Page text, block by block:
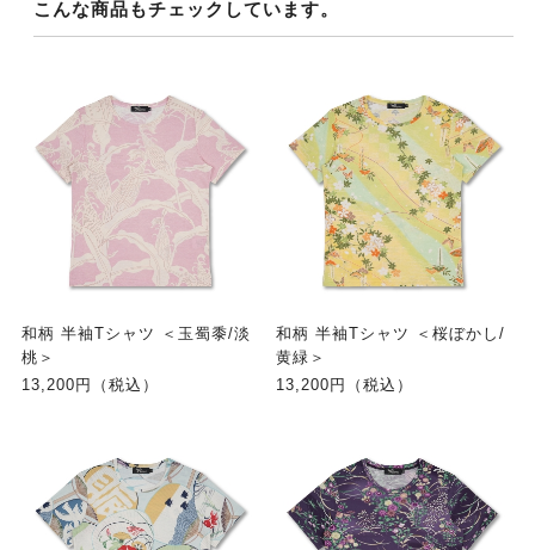
こんな商品もチェックしています。
和柄 半袖Tシャツ ＜玉蜀黍/淡
桃＞
13,200円（税込）
和柄 半袖Tシャツ ＜桜ぼかし/
黄緑＞
13,200円（税込）